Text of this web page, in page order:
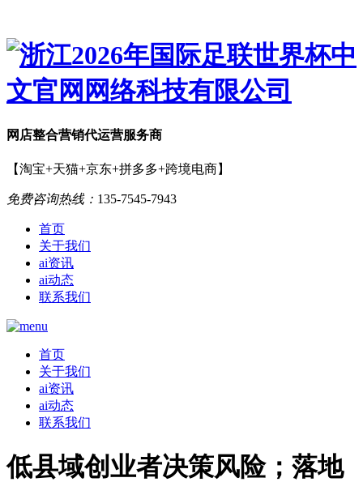
网店整合营销代运营服务商
【淘宝+天猫+京东+拼多多+跨境电商】
免费咨询热线： 135-7545-7943
首页
关于我们
ai资讯
ai动态
联系我们
首页
关于我们
ai资讯
ai动态
联系我们
低县域创业者决策风险；落地